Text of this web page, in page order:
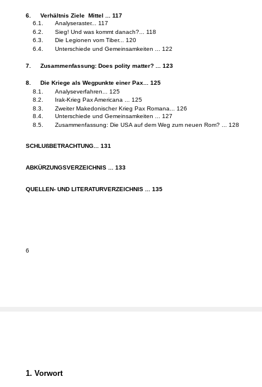
6
6.
Verhältnis Ziele ­ Mittel ... 117
6.1.
Analyseraster... 117
6.2.
Sieg! Und was kommt danach?... 118
6.3.
Die Legionen vom Tiber... 120
6.4.
Unterschiede und Gemeinsamkeiten ... 122
7. Zusammenfassung: Does polity matter? ... 123
8.
Die Kriege als Wegpunkte einer Pax... 125
8.1.
Analyseverfahren... 125
8.2.
Irak-Krieg Pax Americana ... 125
8.3.
Zweiter Makedonischer Krieg Pax Romana... 126
8.4.
Unterschiede und Gemeinsamkeiten ... 127
8.5.
Zusammenfassung: Die USA auf dem Weg zum neuen Rom? ... 128
SCHLUßBETRACHTUNG... 131
ABKÜRZUNGSVERZEICHNIS ... 133
QUELLEN- UND LITERATURVERZEICHNIS ... 135
1. Vorwort